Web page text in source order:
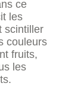
ce
les
scintiller
couleurs
fruits,
les